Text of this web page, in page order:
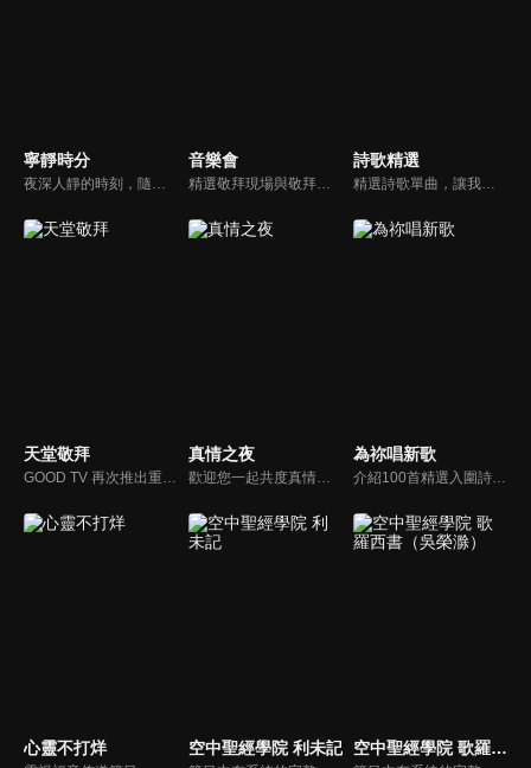
寧靜時分 音樂會
精選敬拜現場與敬拜者真實的分享，讓我們一起向神獻上最美的祭。
詩歌精選
精選詩歌單曲，讓我們獻上全心全人的敬拜。
天堂敬拜
GOOD TV 再次推出重量級音樂節目《天堂敬拜》，匯集當代知名音樂人，在敬拜水流中引領觀眾經歷神的同在。期盼觀眾收看時，神的同在降臨、聖靈充滿；透過音樂成為橋樑，讓神同在的氛圍，吸引非基督徒渴望認識神，得著救恩。
真情之夜
歡迎您一起共度真情之夜，透過見證、詩歌讓我們一同進入在這個城市裡，許許多多的真情故事、真情人生。
為祢唱新歌
介紹100首精選入圍詩歌及創作新秀；以及資深詩歌創作人及知名基督徒藝人，如巫啟賢、張芸京、TANK、盛曉玫等。分享他們的創作故事，或感動他們的一首詩歌。一起唱新歌，來為主打歌。
心靈不打烊 空中聖經學院 利未記 空中聖經學院 歌羅西書（吳榮滁）